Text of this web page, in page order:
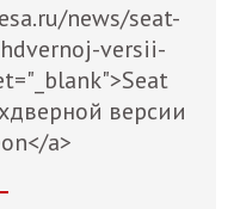
news/seat-
versii-
версии
a>